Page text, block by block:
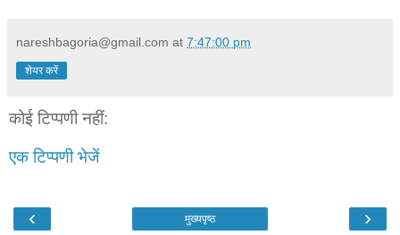
nareshbagoria@gmail.com at 7:47:00 pm
शेयर करें
कोई टिप्पणी नहीं:
एक टिप्पणी भेजें
‹ ›
मुख्यपृष्ठ